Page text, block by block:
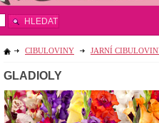
CIBULOVINY JARNÍ
GLADIOLY
HLEDAT